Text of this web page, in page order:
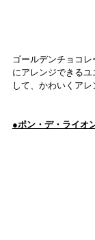
ゴールデンチョコ
にアレンジできる
して、かわいくアレ
●ポン・デ・ライオ